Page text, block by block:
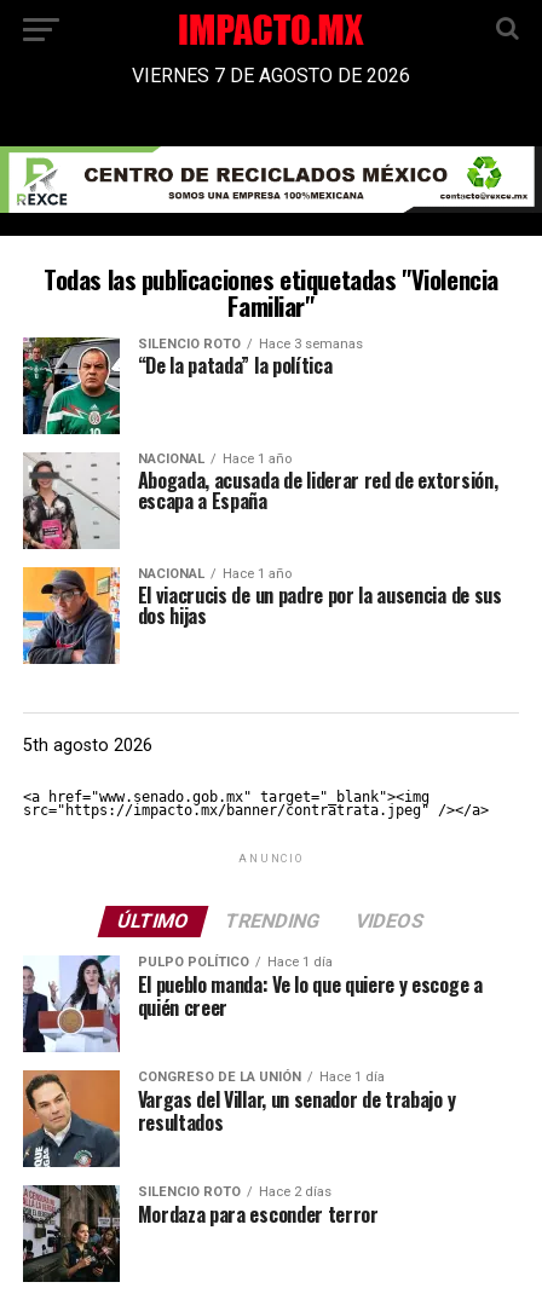
VIERNES 7 DE AGOSTO DE 2026
Todas las publicaciones etiquetadas "Violencia
Familiar"
SILENCIO ROTO Hace 3 semanas
“De la patada” la política
NACIONAL Hace 1 año
Abogada, acusada de liderar red de extorsión,
escapa a España
NACIONAL Hace 1 año
El viacrucis de un padre por la ausencia de sus
dos hijas
5th agosto 2026
<a href="www.senado.gob.mx" target="_blank"><img
src="https://impacto.mx/banner/contratrata.jpeg" /></a>
ANUNCIO
ÚLTIMO TRENDING VIDEOS
PULPO POLÍTICO Hace 1 día
El pueblo manda: Ve lo que quiere y escoge a
quién creer
CONGRESO DE LA UNIÓN Hace 1 día
Vargas del Villar, un senador de trabajo y
resultados
SILENCIO ROTO Hace 2 días
Mordaza para esconder terror